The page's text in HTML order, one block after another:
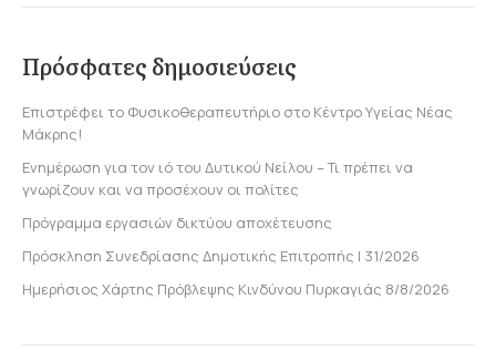
Πρόσφατες δημοσιεύσεις
Επιστρέφει το Φυσικοθεραπευτήριο στο Κέντρο Υγείας Νέας
Μάκρης!
Ενημέρωση για τον ιό του Δυτικού Νείλου – Τι πρέπει να
γνωρίζουν και να προσέχουν οι πολίτες
Πρόγραμμα εργασιών δικτύου αποχέτευσης
Πρόσκληση Συνεδρίασης Δημοτικής Επιτροπής | 31/2026
Ημερήσιος Χάρτης Πρόβλεψης Κινδύνου Πυρκαγιάς 8/8/2026